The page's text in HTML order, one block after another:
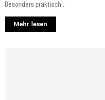
Besonders praktisch...
Mehr lesen